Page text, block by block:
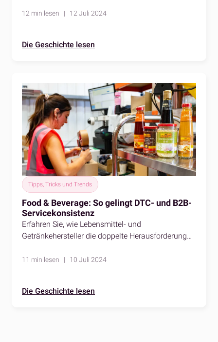
Verbraucherverhalten und innovative Strategien,
12 min lesen | 12 Juli 2024
Die Geschichte lesen
Tipps, Tricks und Trends
Food & Beverage: So gelingt DTC- und B2B-
Servicekonsistenz
Erfahren Sie, wie Lebensmittel- und
Getränkehersteller die doppelte Herausforderung
Entdecken Sie wichtige Strategien, technische
11 min lesen | 10 Juli 2024
Die Geschichte lesen